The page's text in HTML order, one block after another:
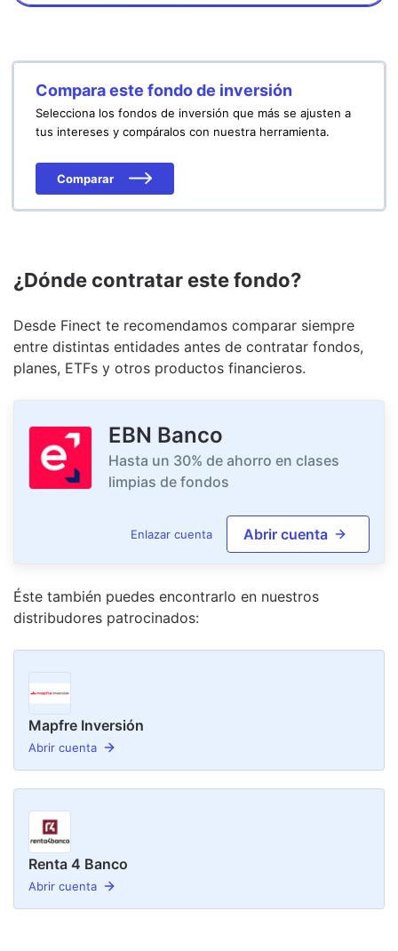
Compara este fondo de inversión
Selecciona los fondos de inversión que más se ajusten a
tus intereses y compáralos con nuestra herramienta.
Comparar
¿Dónde contratar este fondo?
Desde Finect te recomendamos comparar siempre
entre distintas entidades antes de contratar fondos,
planes, ETFs y otros productos financieros.
EBN Banco
Hasta un 30% de ahorro en clases
limpias de fondos
Enlazar cuenta Abrir cuenta
Éste también puedes encontrarlo en nuestros
distribudores patrocinados:
Mapfre Inversión
Abrir cuenta
Renta 4 Banco
Abrir cuenta